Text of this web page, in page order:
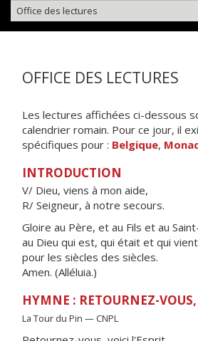
Office des lectures
OFFICE DES LECTURES
Les lectures affichées ci-dessous
calendrier romain. Pour ce jour, il
spécifiques pour : Belgique,
INTRODUCTION
V/ Dieu, viens à mon aide,
R/ Seigneur, à notre secours.
Gloire au Père, et au Fils et au
au Dieu qui est, qui était et qui
pour les siècles des siècles.
Amen. (Alléluia.)
HYMNE : RETOURNEZ-
La Tour du Pin — CNPL